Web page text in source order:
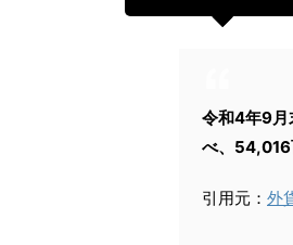
令和4年9月
べ、54,016
引用元： 外